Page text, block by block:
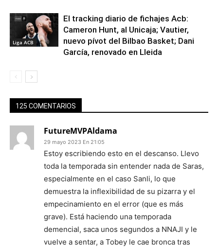
Liga ACB
El tracking diario de fichajes Acb:
Cameron Hunt, al Unicaja; Vautier,
nuevo pívot del Bilbao Basket; Dani
García, renovado en Lleida
125 COMENTARIOS
FutureMVPAldama
29 mayo 2023 En 21:05
Estoy escribiendo esto en el descanso. Llevo
toda la temporada sin entender nada de Saras,
especialmente en el caso Sanli, lo que
demuestra la inflexibilidad de su pizarra y el
empecinamiento en el error (que es más
grave). Está haciendo una temporada
demencial, saca unos segundos a NNAJI y le
vuelve a sentar, a Tobey le cae bronca tras